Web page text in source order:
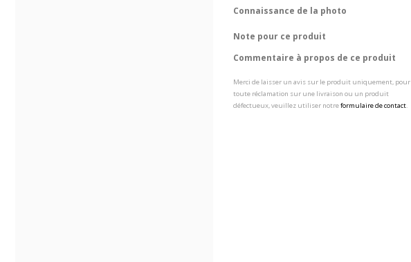
Connaissance de la photo
Note pour ce produit
Commentaire à propos de ce produit
Merci de laisser un avis sur le produit uniquement, pour
toute réclamation sur une livraison ou un produit
défectueux, veuillez utiliser notreformulaire de contact.